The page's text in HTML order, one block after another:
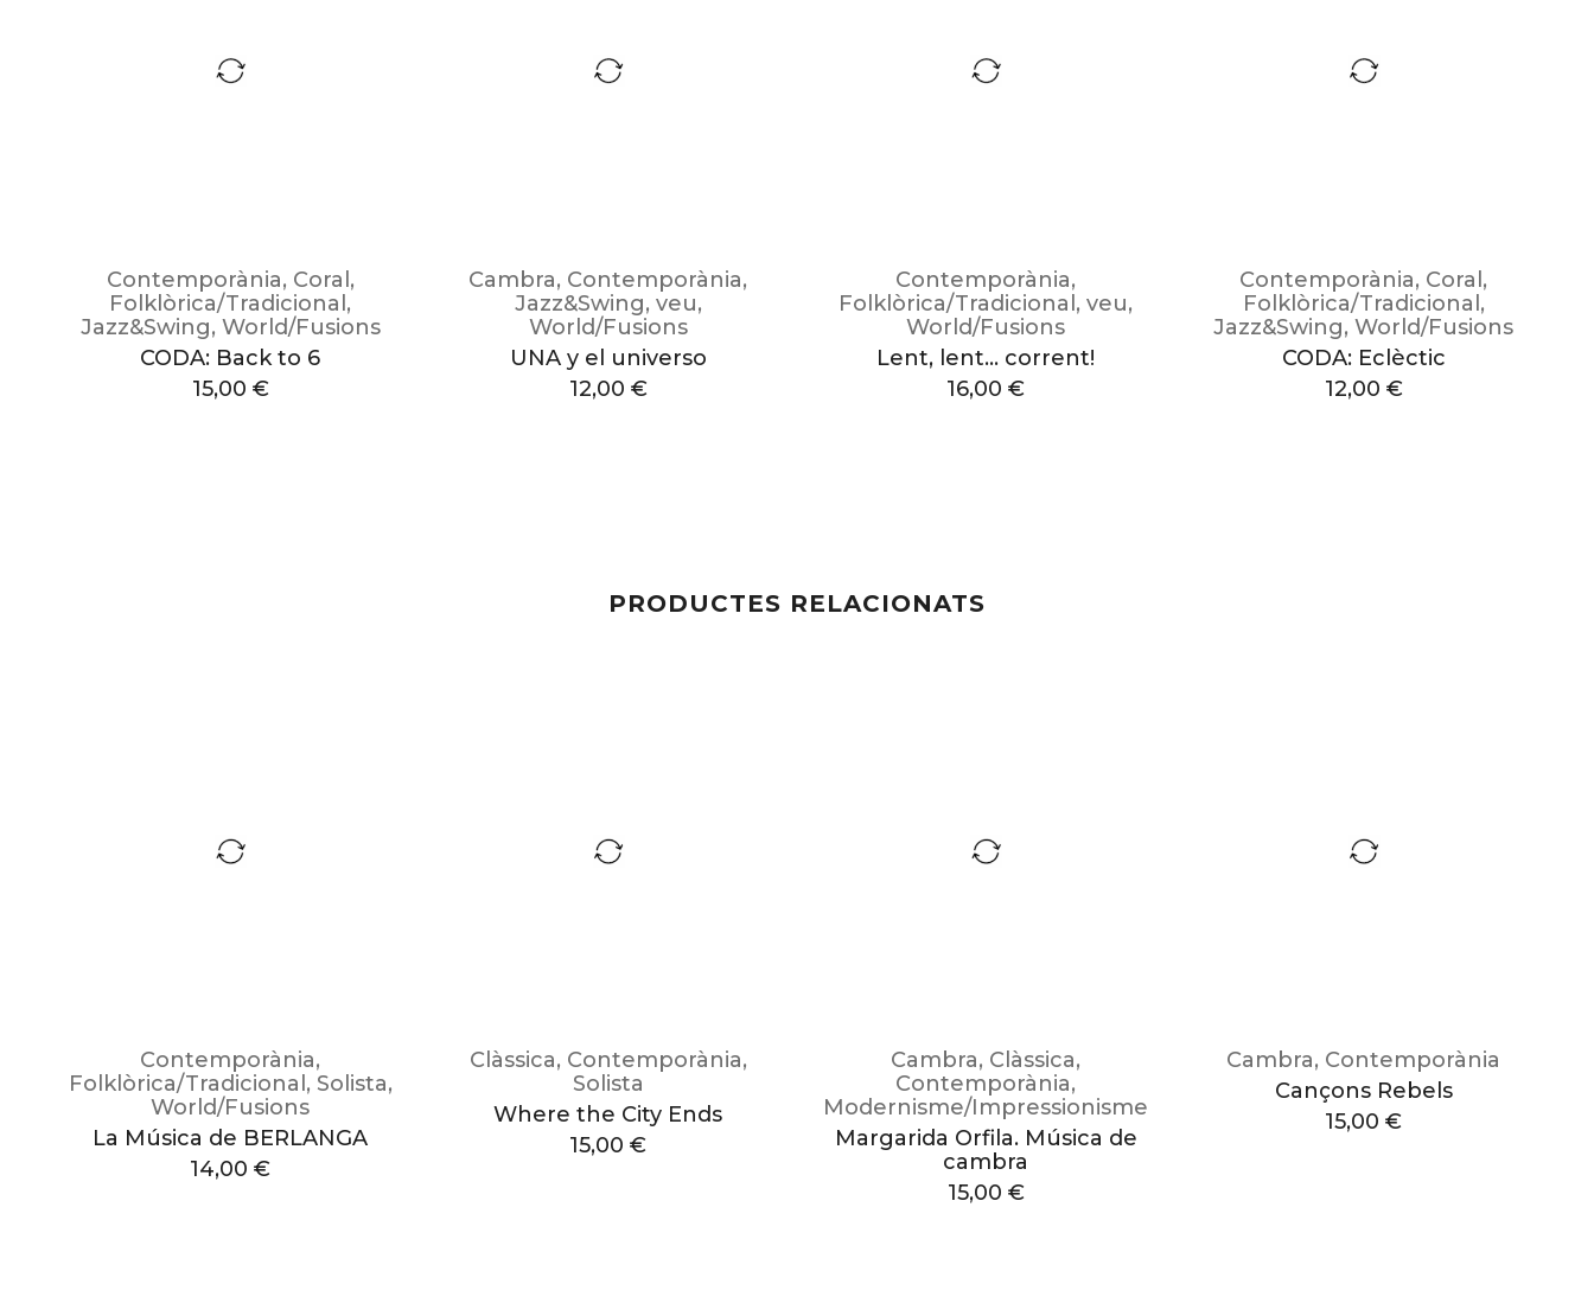
Contemporània, Coral,
Folklòrica/Tradicional,
Jazz&Swing, World/Fusions
CODA: Back to 6
15,00 €
Cambra, Contemporània,
Jazz&Swing, veu,
World/Fusions
UNA y el universo
12,00 €
Contemporània,
Folklòrica/Tradicional,veu,
World/Fusions
Lent, lent… corrent!
16,00€
Contemporània, Coral,
Folklòrica/Tradicional,
Jazz&Swing,World/Fusions
CODA: Eclèctic
12,00 €
PRODUCTES RELACIONATS
Contemporània,
Folklòrica/Tradicional , Solista,
World/Fusions
La Música de BERLANGA
14,00€
Clàssica, Contemporània,
Solista
Where the City Ends
15,00€
Cambra, Clàssica,
Contemporània,
Modernisme/Impressionisme
Margarida Orfila. Música de
cambra
15,00 €
Cambra, Contemporània
Cançons Rebels
15,00€